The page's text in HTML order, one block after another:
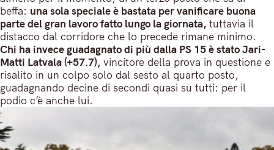
beffa: una sola speciale è bastata per vanificare buona
parte del gran lavoro fatto lungo la giornata, tuttavia il
distacco dal corridore che lo precede rimane minimo.
Chi ha invece guadagnato di più dalla PS 15 è stato Jari-
Matti Latvala (+57.7), vincitore della prova in questione e
risalito in un colpo solo dal sesto al quarto posto,
guadagnando decine di secondi quasi su tutti: per il
podio c’è anche lui.